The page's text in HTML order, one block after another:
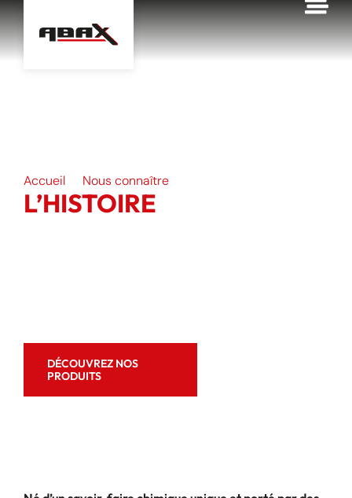
principal
Accueil Nous connaître
L’HISTOIRE
DÉCOUVREZ NOS
PRODUITS